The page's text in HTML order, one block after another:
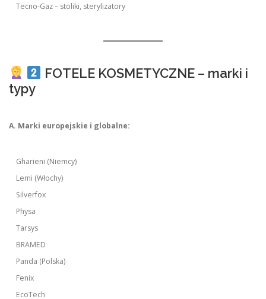
Tecno-Gaz – stoliki, sterylizatory
FOTELE KOSMETYCZNE – marki i
typy
A. Marki europejskie i globalne:
Gharieni (Niemcy)
Lemi (Włochy)
Silverfox
Physa
Tarsys
BRAMED
Panda (Polska)
Fenix
EcoTech